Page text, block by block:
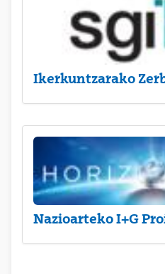
Ikerkuntzarako
Nazioarteko I+G